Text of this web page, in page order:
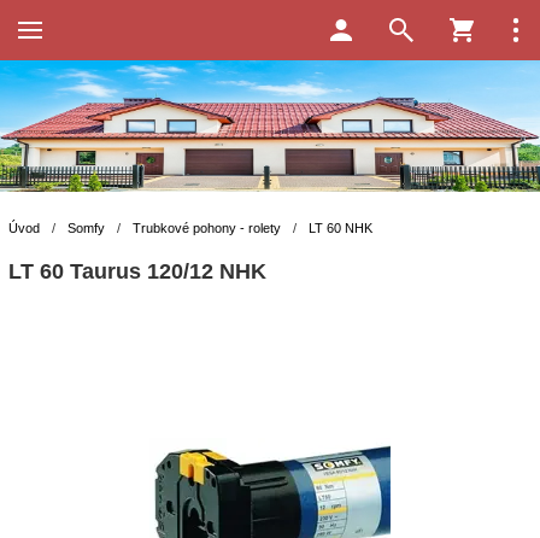
Úvod / Somfy / Trubkové pohony - rolety / LT 60 NHK
LT 60 Taurus 120/12 NHK